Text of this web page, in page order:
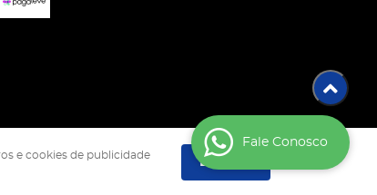
e cookies de publicidade
Entendi
Fale Conosco